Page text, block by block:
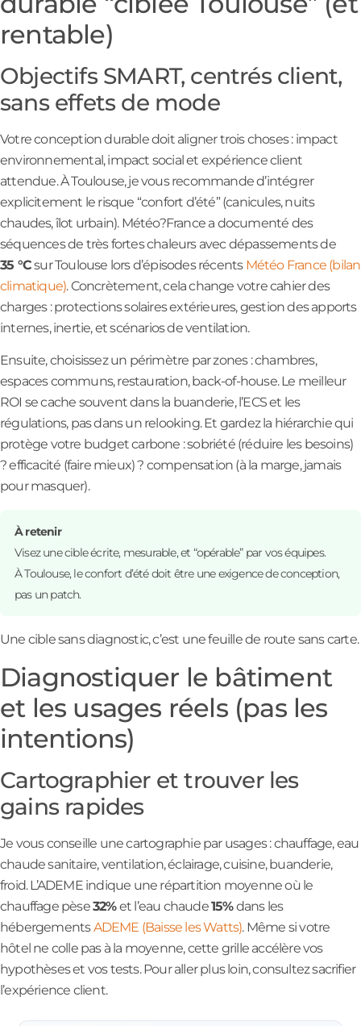
rentable)
Objectifs SMART, centrés client,
sans effets de mode
Votre conception durable doit aligner trois choses : impact
environnemental, impact social et expérience client
attendue. À Toulouse, je vous recommande d’intégrer
explicitement le risque “confort d’été” (canicules, nuits
chaudes, îlot urbain). Météo?France a documenté des
séquences de très fortes chaleurs avec dépassements de
35 °Csur Toulouse lors d’épisodes récents Météo France (bilan
climatique). Concrètement, cela change votre cahier des
charges : protections solaires extérieures, gestion des apports
internes, inertie, et scénarios de ventilation.
Ensuite, choisissez un périmètre par zones : chambres,
espaces communs, restauration, back-of-house. Le meilleur
ROI se cache souvent dans la buanderie, l’ECS et les
régulations, pas dans un relooking. Et gardez la hiérarchie qui
protège votre budget carbone : sobriété (réduire les besoins)
? efficacité (faire mieux) ? compensation (à la marge, jamais
pour masquer).
À retenir
Visez une cible écrite, mesurable, et “opérable” par vos équipes.
À Toulouse, le confort d’été doit être une exigence de conception,
pas un patch.
Une cible sans diagnostic, c’est une feuille de route sans carte.
Diagnostiquer le bâtiment
et les usages réels (pas les
intentions)
Cartographier et trouver les
gains rapides
Je vous conseille une cartographie par usages : chauffage, eau
chaude sanitaire, ventilation, éclairage, cuisine, buanderie,
froid. L’ADEME indique une répartition moyenne où le
chauffage pèse32%et l’eau chaude15%dans les
hébergementsADEME (Baisse les Watts). Même si votre
hôtel ne colle pas à la moyenne, cette grille accélère vos
hypothèses et vos tests. Pour aller plus loin, consultez sacrifier
l’expérience client.